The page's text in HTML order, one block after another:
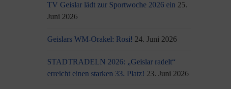
TV Geislar lädt zur Sportwoche 2026 ein 25.
Juni 2026
Geislars WM-Orakel: Rosi! 24. Juni 2026
STADTRADELN 2026: „Geislar radelt“
erreicht einen starken 33. Platz! 23. Juni 2026